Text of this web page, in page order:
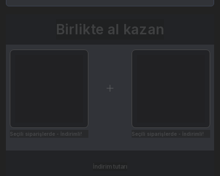
Birlikte al kazan
Seçili siparişlerde - İndirimli! Seçili siparişlerde - İndirimli!
İndirim tutarı